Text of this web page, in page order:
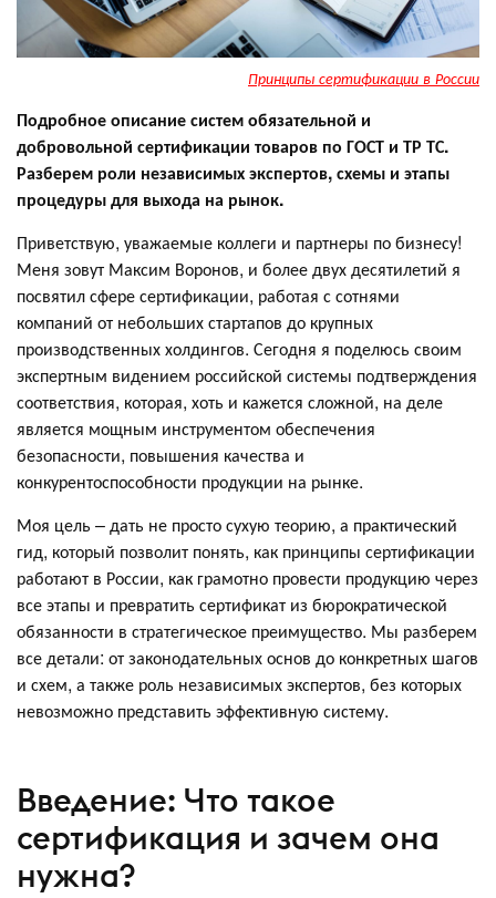
Принципы сертификации в России
Подробное описание систем обязательной и
добровольной сертификации товаров по ГОСТ и ТР ТС.
Разберем роли независимых экспертов, схемы и этапы
процедуры для выхода на рынок.
Приветствую, уважаемые коллеги и партнеры по бизнесу!
Меня зовут Максим Воронов, и более двух десятилетий я
посвятил сфере сертификации, работая с сотнями
компаний от небольших стартапов до крупных
производственных холдингов. Сегодня я поделюсь своим
экспертным видением российской системы подтверждения
соответствия, которая, хоть и кажется сложной, на деле
является мощным инструментом обеспечения
безопасности, повышения качества и
конкурентоспособности продукции на рынке.
Моя цель – дать не просто сухую теорию, а практический
гид, который позволит понять, как принципы сертификации
работают в России, как грамотно провести продукцию через
все этапы и превратить сертификат из бюрократической
обязанности в стратегическое преимущество. Мы разберем
все детали: от законодательных основ до конкретных шагов
и схем, а также роль независимых экспертов, без которых
невозможно представить эффективную систему.
Введение: Что такое
сертификация и зачем она
нужна?